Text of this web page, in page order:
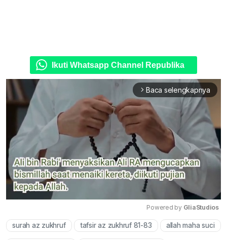
Ikuti Whatsapp Channel Republika
arrow_forward_ios Baca selengkapnya
Mute
Powered by GliaStudios
surah az zukhruf tafsir az zukhruf 81-83 allah maha suci